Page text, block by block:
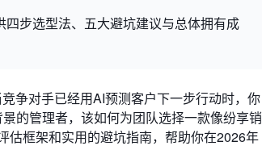
步选型法、五大避坑建议与总体拥有成
争对手已经用AI预测客户下一步行动时，你
的管理者，该如何为团队选择一款像纷享销
估框架和实用的避坑指南，帮助你在2026年